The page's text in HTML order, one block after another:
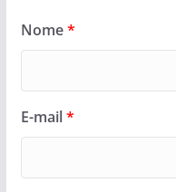
Nome*
E-mail*